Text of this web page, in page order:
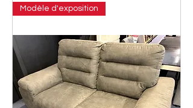
Modèle d'exposition